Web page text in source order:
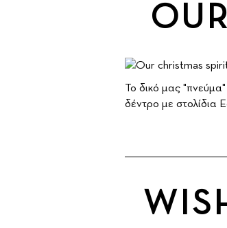
To δικό μας
δέντρο με στολίδια